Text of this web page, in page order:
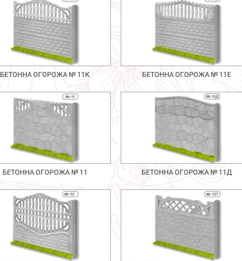
БЕТОННА ОГОРОЖА № 11К БЕТОННА ОГОРОЖА № 11Е
БЕТОННА ОГОРОЖА № 11 БЕТОННА ОГОРОЖА № 11Д